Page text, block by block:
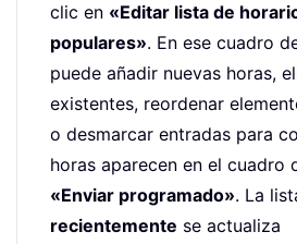
clic en «Editar lista de
populares». En ese cuadro
puede añadir nuevas horas,
existentes, reordenar
o desmarcar entradas para
horas aparecen en el cuadro
«Enviar programado». La
recientemente se actualiza